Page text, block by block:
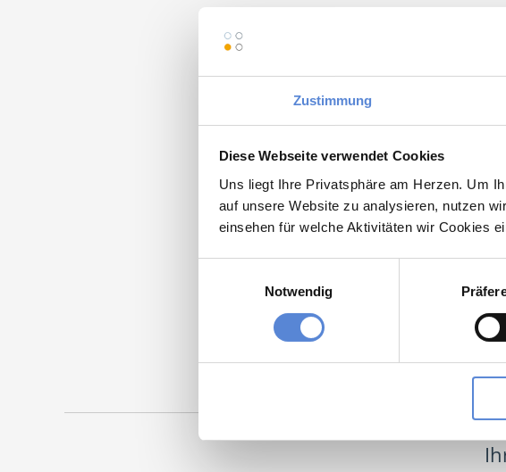
Zustimmung
Diese Webseite verwendet Cookies
Uns liegt Ihre Privatsphäre am Herzen. Um
auf unsere Website zu analysieren, nutzen
einsehen für welche Aktivitäten wir Cookies
Notwendig
Momentan interessieren
Weiterbildungsassistent
Maschinenlesbare Version: